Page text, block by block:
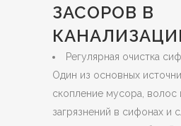
ЗАСОРОВ В
Регулярная очистка
Один из основных
скопление мусора, волос
загрязнений в сифонах и